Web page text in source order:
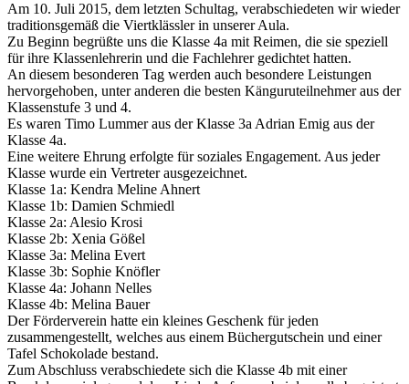
Am 10. Juli 2015, dem letzten Schultag, verabschiedeten wir wieder
traditionsgemäß die Viertklässler in unserer Aula.
Zu Beginn begrüßte uns die Klasse 4a mit Reimen, die sie speziell
für ihre Klassenlehrerin und die Fachlehrer gedichtet hatten.
An diesem besonderen Tag werden auch besondere Leistungen
hervorgehoben, unter anderen die besten Känguruteilnehmer aus der
Klassenstufe 3 und 4.
Es waren Timo Lummer aus der Klasse 3a Adrian Emig aus der
Klasse 4a.
Eine weitere Ehrung erfolgte für soziales Engagement. Aus jeder
Klasse wurde ein Vertreter ausgezeichnet.
Klasse 1a: Kendra Meline Ahnert
Klasse 1b: Damien Schmiedl
Klasse 2a: Alesio Krosi
Klasse 2b: Xenia Gößel
Klasse 3a: Melina Evert
Klasse 3b: Sophie Knöfler
Klasse 4a: Johann Nelles
Klasse 4b: Melina Bauer
Der Förderverein hatte ein kleines Geschenk für jeden
zusammengestellt, welches aus einem Büchergutschein und einer
Tafel Schokolade bestand.
Zum Abschluss verabschiedete sich die Klasse 4b mit einer